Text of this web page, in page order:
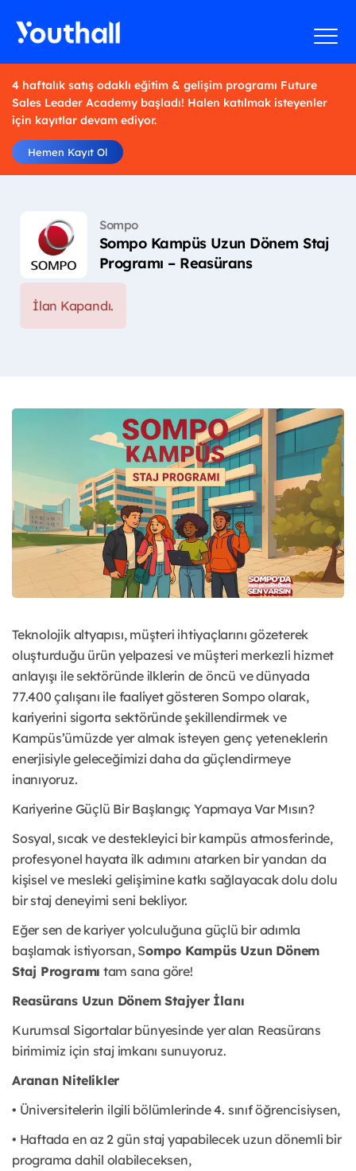
4 haftalık satış odaklı eğitim & gelişim programı Future
Sales Leader Academy başladı! Halen katılmak isteyenler
için kayıtlar devam ediyor.
Hemen Kayıt Ol
Sompo
Sompo Kampüs Uzun Dönem Staj
Programı – Reasürans
İlan Kapandı.
Teknolojik altyapısı, müşteri ihtiyaçlarını gözeterek
oluşturduğu ürün yelpazesi ve müşteri merkezli hizmet
anlayışı ile sektöründe ilklerin de öncü ve dünyada
77.400 çalışanı ile faaliyet gösteren Sompo olarak,
kariyerini sigorta sektöründe şekillendirmek ve
Kampüs’ümüzde yer almak isteyen genç yeteneklerin
enerjisiyle geleceğimizi daha da güçlendirmeye
inanıyoruz.
Kariyerine Güçlü Bir Başlangıç Yapmaya Var Mısın?
Sosyal, sıcak ve destekleyici bir kampüs atmosferinde,
profesyonel hayata ilk adımını atarken bir yandan da
kişisel ve mesleki gelişimine katkı sağlayacak dolu dolu
bir staj deneyimi seni bekliyor.
Eğer sen de kariyer yolculuğuna güçlü bir adımla
başlamak istiyorsan, Sompo Kampüs Uzun Dönem
Staj Programı tam sana göre!
Reasürans Uzun Dönem Stajyer İlanı
Kurumsal Sigortalar bünyesinde yer alan Reasürans
birimimiz için staj imkanı sunuyoruz.
Aranan Nitelikler
• Üniversitelerin ilgili bölümlerinde 4. sınıf öğrencisiysen,
• Haftada en az 2 gün staj yapabilecek uzun dönemli bir
programa dahil olabileceksen,